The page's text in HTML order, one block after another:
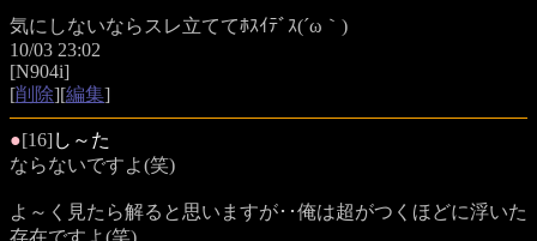
気にしないならスレ立ててﾎｽｲﾃﾞｽ(´ω｀)
10/03 23:02
[N904i]
[削除][編集]
●[16]し～た
ならないですよ(笑)
よ～く見たら解ると思いますが･･俺は超がつくほどに浮いた
存在ですよ(笑)